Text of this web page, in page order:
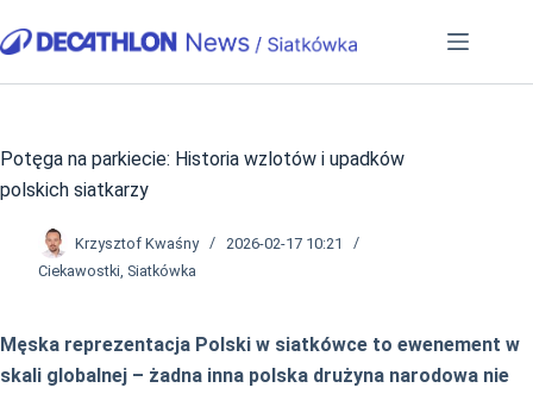
do
Potęga na parkiecie: Historia wzlotów i upadków
polskich siatkarzy
Krzysztof Kwaśny
2026-02-17 10:21
Ciekawostki, Siatkówka
Męska reprezentacja Polski w siatkówce to ewenement w
skali globalnej – żadna inna polska drużyna narodowa nie